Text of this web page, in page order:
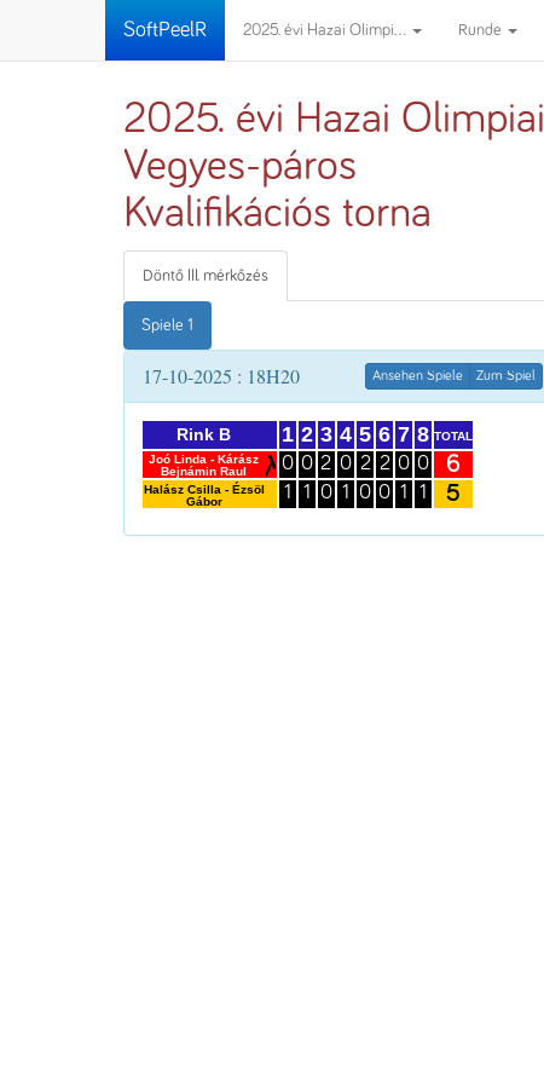
SoftPeelR 2025. évi Hazai Olimpi... Runde
2025. évi Hazai Olimpiai
Vegyes-páros
Kvalifikációs torna
Döntő III. mérkőzés
Spiele 1
17-10-2025 : 18H20 Ansehen Spiele Zum Spiel
Rink B
Joó Linda - Kárász
Bejnámin Raul
Halász Csilla - Ézsöl
Gábor
1
0
1
2
0
1
3
2
0
4
0
1
5
2
0
6
2
0
7
0
1
8
0
1
TOTAL
6
5